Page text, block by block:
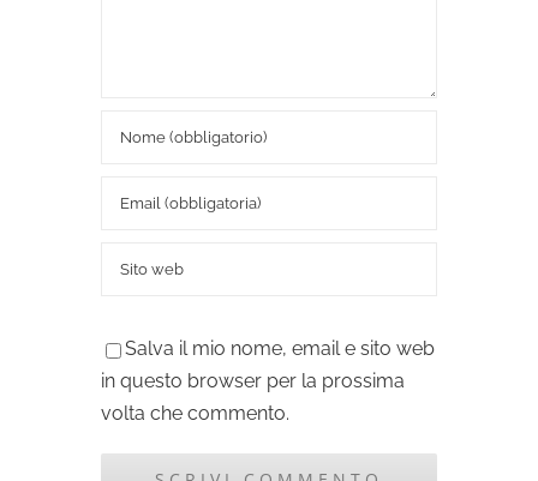
Salva il mio nome, email e sito web
in questo browser per la prossima
volta che commento.